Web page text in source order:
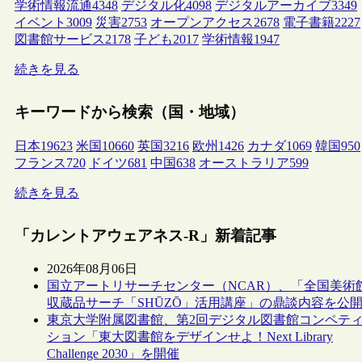
学術情報流通4348 デジタル化4098 デジタルアーカイブ3349
イベント 3009 災害2753 オープンアクセス2678 電子書籍2227
図書館サービス2178 子ども2017 学術情報1947
続きを見る
キーワードから検索（国・地域）
日本19623 米国 10660 英国3216 欧州 1426 カナダ1069 韓国950
フランス720 ドイツ681 中国638 オーストラリア599
続きを見る
「カレントアウェアネス-R」新着記事
2026年08月06日
国立アートリサーチセンター（NCAR）、「全国美術
収蔵品サーチ「SHŪZŌ」活用講座」の鼎談内容を公開
東京大学附属図書館、第2回デジタル図書館コンペティ
ション「東大図書館をデザインせよ！Next Library
Challenge 2030」を開催